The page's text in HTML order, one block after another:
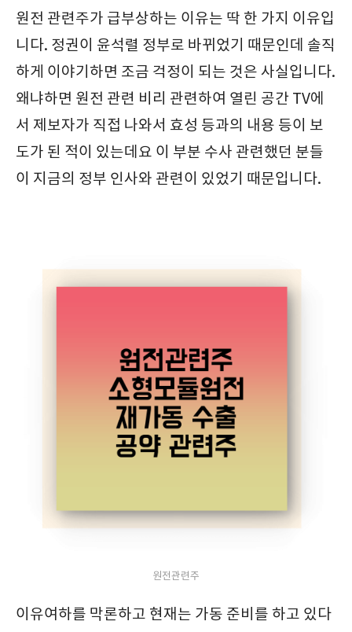
원전 관련주가 급부상하는 이유는 딱 한 가지 이유입
니다. 정권이 윤석렬 정부로 바뀌었기 때문인데 솔직
하게 이야기하면 조금 걱정이 되는 것은 사실입니다.
왜냐하면 원전 관련 비리 관련하여 열린 공간 TV에
서 제보자가 직접 나와서 효성 등과의 내용 등이 보
도가 된 적이 있는데요 이 부분 수사 관련했던 분들
이 지금의 정부 인사와 관련이 있었기 때문입니다.
원전관련주
이유여하를 막론하고 현재는 가동 준비를 하고 있다